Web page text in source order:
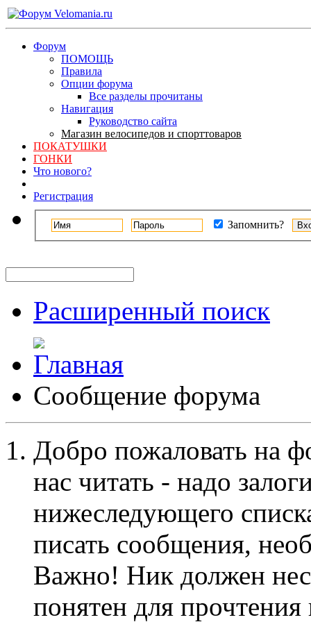
Форум
ПОМОЩЬ
Правила
Опции форума
Все разделы прочитаны
Навигация
Руководство сайта
Магазин велосипедов и спорттоваров
ПОКАТУШКИ
ГОНКИ
Что нового?
Регистрация
Запомнить?
Расширенный поиск
Сообщение форума
Добро пожаловать на
нас читать - надо
нижеследующего
писать сообщения,
Важно! Ник должен
понятен для